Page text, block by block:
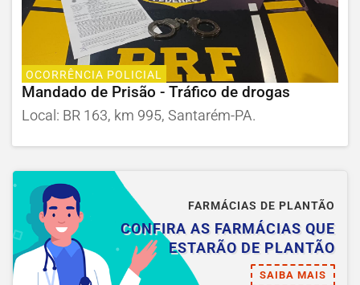
OCORRÊNCIA POLICIAL
Mandado de Prisão - Tráfico de drogas
Local: BR 163, km 995, Santarém-PA.
FARMÁCIAS DE PLANTÃO
CONFIRA AS FARMÁCIAS QUE
ESTARÃO DE PLANTÃO
SAIBA MAIS